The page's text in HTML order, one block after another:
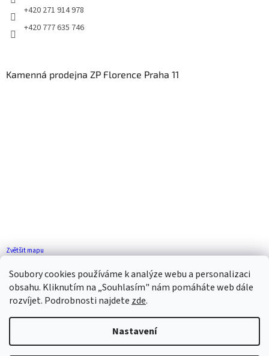
Soubory cookies používáme k analýze webu a personalizaci
obsahu. Kliknutím na „Souhlasím" nám pomáháte web dále
rozvíjet. Podrobnosti najdete zde.
Nastavení
+420 271 914 978
+420 777 635 746
Kamenná prodejna ZP Florence Praha 11
Zvětšit mapu
Vytvořil Shoptet